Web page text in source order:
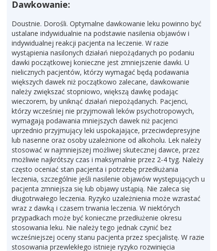
Dawkowanie:
Doustnie. Dorośli. Optymalne dawkowanie leku powinno być
ustalane indywidualnie na podstawie nasilenia objawów i
indywidualnej reakcji pacjenta na leczenie. W razie
wystąpienia nasilonych działań niepożądanych po podaniu
dawki początkowej konieczne jest zmniejszenie dawki. U
nielicznych pacjentów, którzy wymagać będą podawania
większych dawek niż początkowo zalecane, dawkowanie
należy zwiększać stopniowo, większą dawkę podając
wieczorem, by uniknąć działań niepożądanych. Pacjenci,
którzy wcześniej nie przyjmowali leków psychotropowych,
wymagają podawania mniejszych dawek niż pacjenci
uprzednio przyjmujący leki uspokajające, przeciwdepresyjne
lub nasenne oraz osoby uzależnione od alkoholu. Lek należy
stosować w najmniejszej możliwej skutecznej dawce, przez
możliwie najkrótszy czas i maksymalnie przez 2-4 tyg. Należy
często oceniać stan pacjenta i potrzebę przedłużania
leczenia, szczególnie jeśli nasilenie objawów występujących u
pacjenta zmniejsza się lub objawy ustąpią. Nie zaleca się
długotrwałego leczenia. Ryzyko uzależnienia może wzrastać
wraz z dawką i czasem trwania leczenia. W niektórych
przypadkach może być konieczne przedłużenie okresu
stosowania leku. Nie należy tego jednak czynić bez
wcześniejszej oceny stanu pacjenta przez specjalistę. W razie
stosowania przewlekłego istnieje ryzyko rozwinięcia